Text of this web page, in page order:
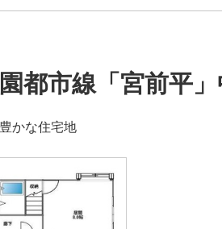
都市線「宮前平
かな住宅地